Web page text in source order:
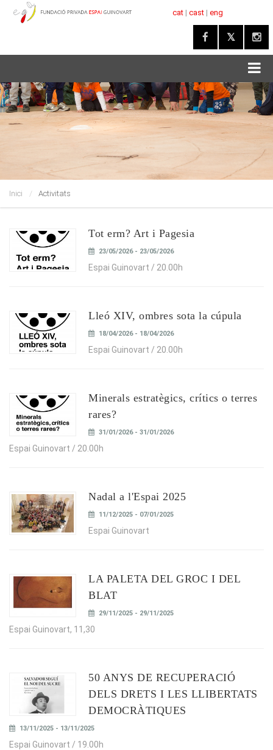
cat| cast| eng
Inici Activitats
Tot erm? Art i Pagesia
23/05/2026 - 23/05/2026
Espai Guinovart / 20.00h
Lleó XIV, ombres sota la cúpula
18/04/2026 - 18/04/2026
Espai Guinovart / 20.00h
Minerals estratègics, crítics o terres
rares?
31/01/2026 - 31/01/2026
Espai Guinovart / 20.00h
Nadal a l'Espai 2025
11/12/2025 - 07/01/2025
Espai Guinovart
LA PALETA DEL GROC I DEL
BLAT
29/11/2025 - 29/11/2025
Espai Guinovart, 11,30
50 ANYS DE RECUPERACIÓ
DELS DRETS I LES LLIBERTATS
DEMOCRÀTIQUES
13/11/2025 - 13/11/2025
Espai Guinovart / 19.00h